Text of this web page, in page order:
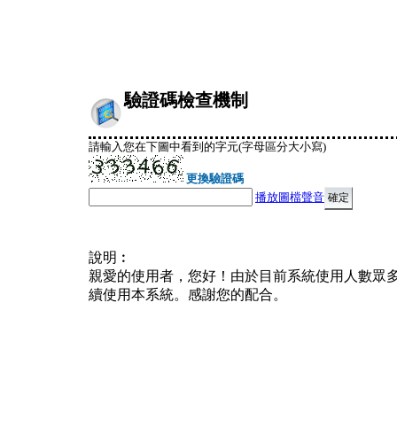
驗證碼檢查機制
請輸入您在下圖中看到的字元(字母區分大小寫)
更換驗證碼
播放圖檔聲音
說明︰
親愛的使用者，您好！由於目前系統使用人數眾
續使用本系統。感謝您的配合。